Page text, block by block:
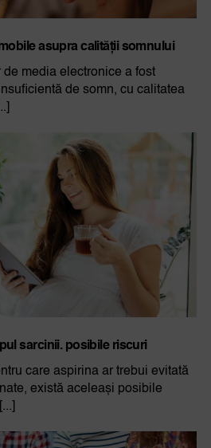
asupra calității somnului
media electronice a fost
de somn, cu calitatea
sarcinii. posibile riscuri
care aspirina ar trebui evitată
există aceleași posibile